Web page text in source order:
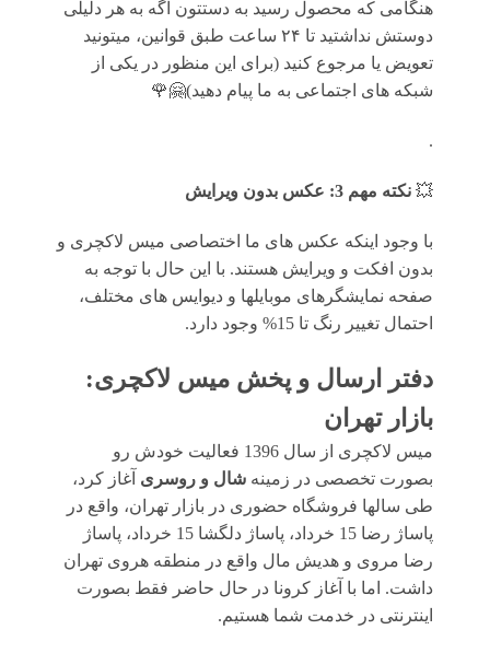
هنگامی که محصول رسید به دستتون اگه به هر دلیلی
دوستش نداشتید تا ۲۴ ساعت طبق قوانین، میتونید
تعویض یا مرجوع کنید (برای این منظور در یکی از
شبکه های اجتماعی به ما پیام دهید)🤗🌹
.
💥 نکته مهم 3: عکس بدون ویرایش
با وجود اینکه عکس های ما اختصاصی میس لاکچری و
بدون افکت و ویرایش هستند. با این حال با توجه به
صفحه نمایشگرهای موبایلها و دیوایس های مختلف،
احتمال تغییر رنگ تا 15% وجود دارد.
دفتر ارسال و پخش میس لاکچری:
بازار تهران
میس لاکچری از سال 1396 فعالیت خودش رو
بصورت تخصصی در زمینه شال و روسری آغاز کرد،
طی سالها فروشگاه حضوری در بازار تهران، واقع در
پاساژ رضا 15 خرداد، پاساژ دلگشا 15 خرداد، پاساژ
رضا مروی و هدیش مال واقع در منطقه هروی تهران
داشت. اما با آغاز کرونا در حال حاضر فقط بصورت
اینترنتی در خدمت شما هستیم.